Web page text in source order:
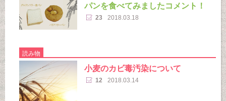
パンを食べてみましたコメント！
23 2018.03.18
読み物
小麦のカビ毒汚染について
12 2018.03.14